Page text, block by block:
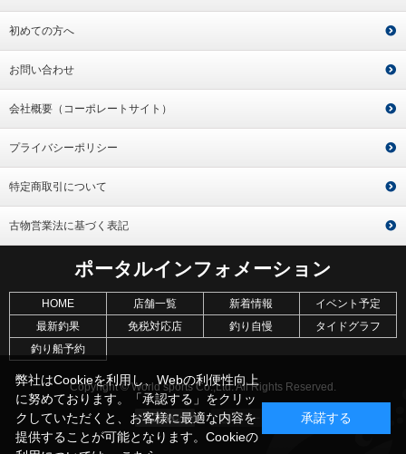
初めての方へ
お問い合わせ
会社概要（コーポレートサイト）
プライバシーポリシー
特定商取引について
古物営業法に基づく表記
ポータルインフォメーション
HOME 店舗一覧 新着情報
イベント予定
最新釣果
免税対応店 釣り自慢
タイドグラフ
釣り船予約
Copyright © World sports Co.,Ltd. All Rights Reserved.
弊社はCookieを利用し、Webの利便性向上
に努めております。「承認する」をクリッ
クしていただくと、お客様に最適な内容を
提供することが可能となります。Cookieの
承諾する